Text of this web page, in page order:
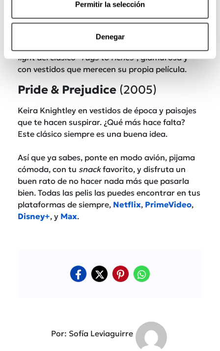
Permitir la selección
Denegar
Romance, comedia, y escenarios que parecen
lightdel clásico “rags to riches”, glamurosa y
con vestidos que merecen su propia película.
Pride & Prejudice (2005)
Keira Knightley en vestidos de época y paisajes
que te hacen suspirar. ¿Qué más hace falta?
Este clásico siempre es una buena idea.
Así que ya sabes, ponte en modo avión, pijama
cómoda, con tu snackfavorito, y disfruta un
buen rato de no hacer nada más que pasarla
bien. Todas las pelis las puedes encontrar en tus
plataformas de siempre, Netflix, PrimeVideo,
Disney+, y Max.
Por: Sofía Leviaguirre